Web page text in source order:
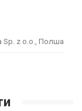
Sp. z o.o., Полша